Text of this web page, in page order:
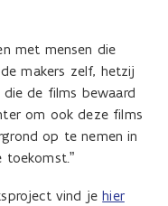
met mensen die
makers zelf, hetzij
de films bewaard
om ook deze films
op te nemen in
toekomst.”
vind jehier